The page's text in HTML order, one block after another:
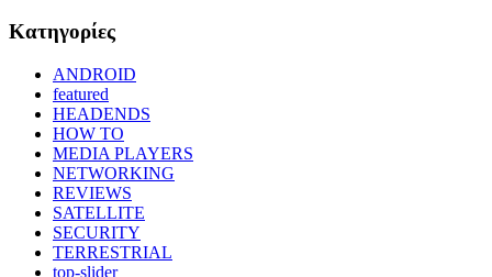
Kατηγορίες
ANDROID
featured
HEADENDS
HOW TO
MEDIA PLAYERS
NETWORKING
REVIEWS
SATELLITE
SECURITY
TERRESTRIAL
top-slider